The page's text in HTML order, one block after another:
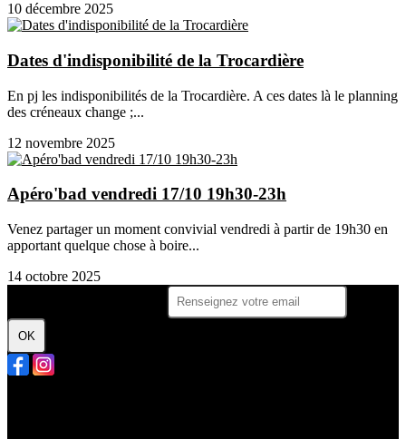
10 décembre 2025
Dates d'indisponibilité de la Trocardière
En pj les indisponibilités de la Trocardière. A ces dates là le planning
des créneaux change ;...
12 novembre 2025
Apéro'bad vendredi 17/10 19h30-23h
Venez partager un moment convivial vendredi à partir de 19h30 en
apportant quelque chose à boire...
14 octobre 2025
OK